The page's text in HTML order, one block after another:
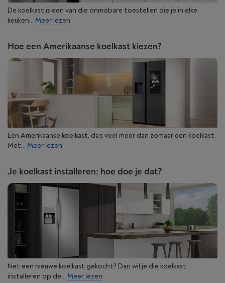
De koelkast is een van die onmisbare toestellen die je in elke
keuken... Meer lezen
Hoe een Amerikaanse koelkast kiezen?
Een Amerikaanse koelkast, da’s veel meer dan zomaar een koelkast.
Met... Meer lezen
Je koelkast installeren: hoe doe je dat?
Net een nieuwe koelkast gekocht? Dan wil je die koelkast
installeren op de... Meer lezen